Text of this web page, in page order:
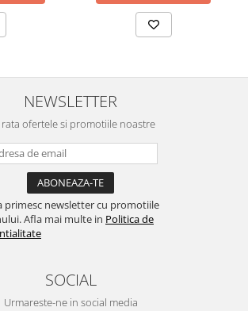
NEWSLETTER
rata ofertele si promotiile noastre
primesc newsletter cu promotiile
Afla mai multe in Politica de
SOCIAL
Urmareste-ne in social media